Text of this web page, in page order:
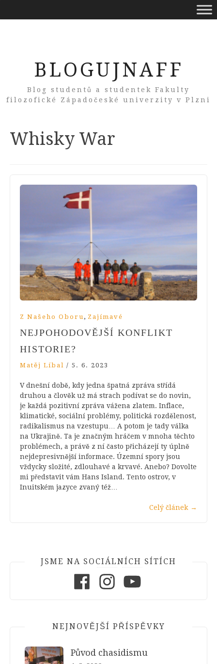
BLOGUJNAFF
Blog studentů a studentek Fakulty
filozofické Západočeské univerzity v Plzni
Tag:
Whisky War
Z Našeho Oboru , Zajímavé
NEJPOHODOVĚJŠÍ KONFLIKT
HISTORIE?
Matěj Líbal / 5. 6. 2023
V dnešní době, kdy jedna špatná zpráva střídá
druhou a člověk už má strach podívat se do novin,
je každá pozitivní zpráva vážena zlatem. Inflace,
klimatické, sociální problémy, politická rozdělenost,
radikalismus na vzestupu… A potom je tady válka
na Ukrajině. Ta je značným hráčem v mnoha těchto
problémech, a právě z ní často přicházejí ty úplně
nejdepresivnější informace. Územní spory jsou
vždycky složité, zdlouhavé a krvavé. Anebo? Dovolte
mi představit vám Hans Island. Tento ostrov, v
Inuitském jazyce zvaný též…
Celý článek →
JSME NA SOCIÁLNÍCH SÍTÍCH
NEJNOVĚJŠÍ PŘÍSPĚVKY
Původ chasidismu